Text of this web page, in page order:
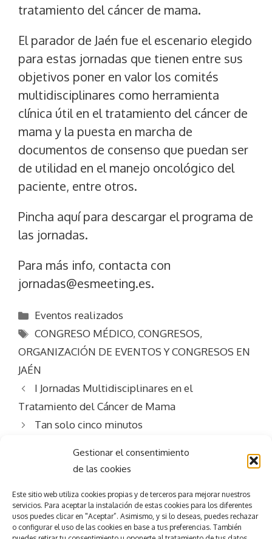
Gestionar el consentimiento
de las cookies
Este sitio web utiliza cookies propias y de terceros para mejorar nuestros
servicios. Para aceptar la instalación de estas cookies para los diferentes
usos puedes clicar en "Aceptar”. Asimismo, y si lo deseas, puedes rechazar
o configurar el uso de las cookies en base a tus preferencias. También
tratamiento del cáncer de mama.
El parador de Jaén fue el escenario elegido
para estas jornadas que tienen entre sus
objetivos poner en valor los comités
multidisciplinares como herramienta
clínica útil en el tratamiento del cáncer de
mama y la puesta en marcha de
documentos de consenso que puedan ser
de utilidad en el manejo oncológico del
paciente, entre otros.
Pincha aquípara descargar el programa de
las jornadas.
Para más info, contacta con
jornadas@esmeeting.es.
Categorías
Eventos realizados
Etiquetas
CONGRESO MÉDICO,CONGRESOS,
ORGANIZACIÓN DE EVENTOS Y CONGRESOS EN
JAÉN
I Jornadas Multidisciplinares en el
Tratamiento del Cáncer de Mama
Tan solo cinco minutos
Consigue eléxito